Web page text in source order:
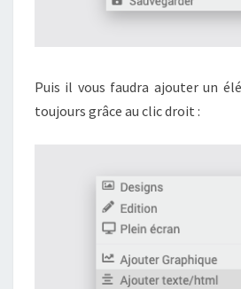
Puis il vous faudra ajouter un
toujours grâce au clic droit :